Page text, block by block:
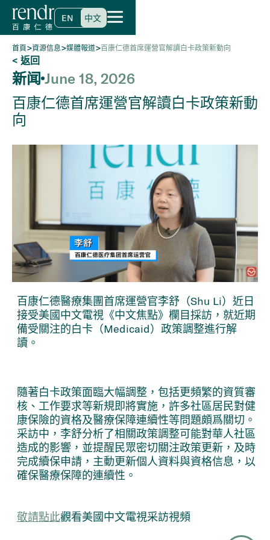
EN 中文
首頁>資源信息>媒體報道>百康仁德首席運營官解讀白卡政策新動向
< 返回
新闻 June 18, 2026
百康仁德首席運營官解讀白卡政策新動
向
百康仁德醫療集團首席運營官李舒（Shu Li）近日
接受美國中文電視《中文焦點》欄目採訪，就近期
備受關注的白卡（Medicaid）政策調整進行解
讀。
隨著白卡政策面臨大幅調整，包括更頻繁的資質審
核、工作要求等新規即將實施，許多社區居民對健
康保險的資格及醫療保障連續性等問題頗爲關切。
采訪中，李舒分析了相關政策調整可能對華人社區
造成的影響，並提醒民眾密切關注政策更新，及時
完成續保申請，主動更新個人資料與資格信息，以
確保醫療保障的連續性。
敬請點此觀看美國中文電視采訪視頻